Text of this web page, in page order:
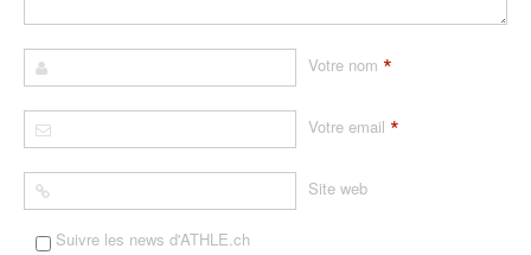
Votre nom *
Votre email *
Site web
Suivre les news d'ATHLE.ch